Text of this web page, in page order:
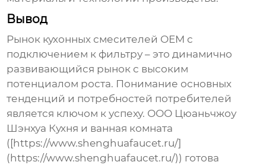
Вывод
Рынок кухонных смесителей OEM с
подключением к фильтру – это динамично
развивающийся рынок с высоким
потенциалом роста. Понимание основных
тенденций и потребностей потребителей
является ключом к успеху. ООО Цюаньчжоу
Шэнхуа Кухня и ванная комната
([https://www.shenghuafaucet.ru/]
(https://www.shenghuafaucet.ru/)) готова